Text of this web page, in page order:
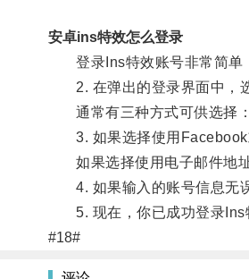
安卓ins特效怎么登录
登录Ins特效账号非常简单，
2. 在弹出的登录界面中，选
通常有三种方式可供选择：
3. 如果选择使用Facebook
如果选择使用电子邮件地址
4. 如果输入的账号信息无误
5. 现在，你已成功登录Ins特
#18#